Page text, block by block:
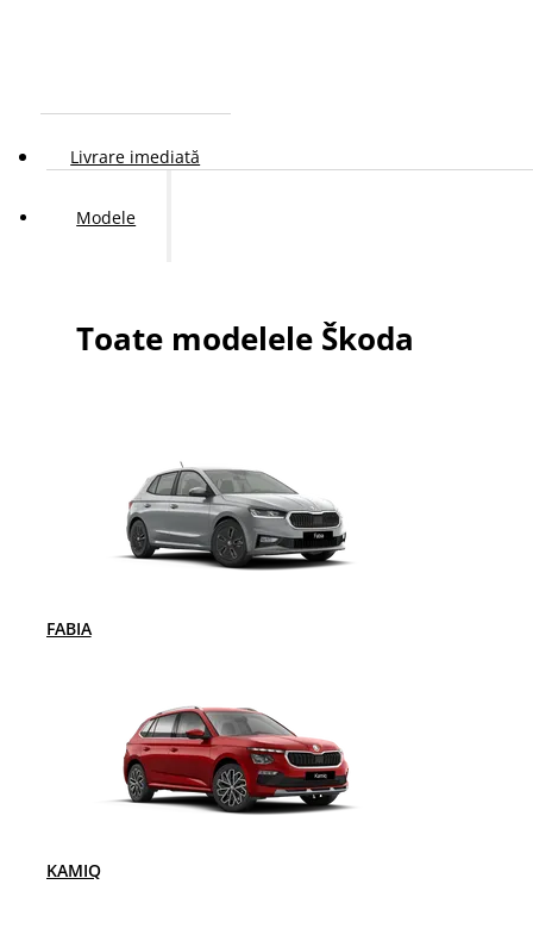
Livrare imediată
Modele
Toate modelele Škoda
FABIA
KAMIQ